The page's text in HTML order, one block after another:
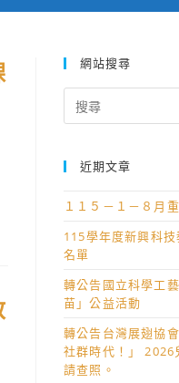
網站搜尋
for:
近期文章
１１５－１－８月
115學年度新興科
名單
轉公告國立科學工
苗」公益活動
轉公告台灣展翅協
社群時代！」 2026
請查照。